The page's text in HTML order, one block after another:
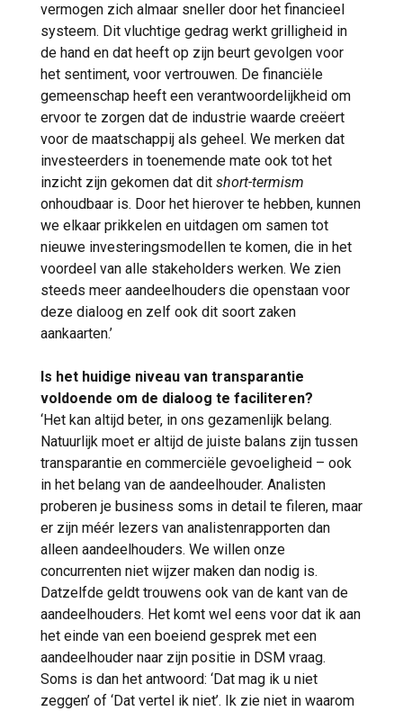
vermogen zich almaar sneller door het financieel
systeem. Dit vluchtige gedrag werkt grilligheid in
de hand en dat heeft op zijn beurt gevolgen voor
het sentiment, voor vertrouwen. De financiële
gemeenschap heeft een verantwoordelijkheid om
ervoor te zorgen dat de industrie waarde creëert
voor de maatschappij als geheel. We merken dat
investeerders in toenemende mate ook tot het
inzicht zijn gekomen dat dit short-termism
onhoudbaar is. Door het hierover te hebben, kunnen
we elkaar prikkelen en uitdagen om samen tot
nieuwe investeringsmodellen te komen, die in het
voordeel van alle stakeholders werken. We zien
steeds meer aandeelhouders die openstaan voor
deze dialoog en zelf ook dit soort zaken
aankaarten.’
Is het huidige niveau van transparantie
voldoende om de dialoog te faciliteren?
‘Het kan altijd beter, in ons gezamenlijk belang.
Natuurlijk moet er altijd de juiste balans zijn tussen
transparantie en commerciële gevoeligheid – ook
in het belang van de aandeelhouder. Analisten
proberen je business soms in detail te fileren, maar
er zijn méér lezers van analistenrapporten dan
alleen aandeelhouders. We willen onze
concurrenten niet wijzer maken dan nodig is.
Datzelfde geldt trouwens ook van de kant van de
aandeelhouders. Het komt wel eens voor dat ik aan
het einde van een boeiend gesprek met een
aandeelhouder naar zijn positie in DSM vraag.
Soms is dan het antwoord: ‘Dat mag ik u niet
zeggen’ of ‘Dat vertel ik niet’. Ik zie niet in waarom